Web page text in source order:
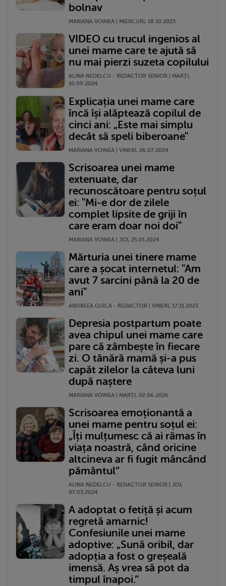
bolnav
MARIANA VOINEA | MIERCURI, 18.10.2023
VIDEO cu trucul ingenios al
unei mame care te ajută să
nu mai pierzi suzeta copilului
ALINA NEDELCU - REDACTOR SENIOR | MARŢI,
10.09.2024
Explicația unei mame care
încă își alăptează copilul de
cinci ani: „Este mai simplu
decât să speli biberoane"
MARIANA VOINEA | VINERI, 26.07.2024
Scrisoarea unei mame
extenuate, dar
recunoscătoare pentru soțul
ei: "Mi-e dor de zilele
complet lipsite de griji în
care eram doar noi doi"
MARIANA VOINEA | JOI, 25.01.2024
Mărturia unei tinere mame
care a șocat internetul: "Am
avut 7 sarcini până la 20 de
ani"
ANDREEA GUICA - REDACTOR | VINERI, 17.11.2023
Depresia postpartum poate
avea chipul unei mame care
pare că zâmbește în fiecare
zi. O tânără mamă și-a pus
capăt zilelor la câteva luni
după naștere
MARIANA VOINEA | MARŢI, 02.06.2026
Scrisoarea emoționantă a
unei mame pentru soțul ei:
„Îți mulțumesc că ai rămas în
viața noastră, când oricine
altcineva ar fi fugit mâncând
pământul”
ALINA NEDELCU - REDACTOR SENIOR | JOI,
07.03.2024
A adoptat o fetiță și acum
regretă amarnic!
Confesiunile unei mame
adoptive: „Sună oribil, dar
adopția a fost o greșeală
imensă. Aș vrea să pot da
timpul înapoi.”